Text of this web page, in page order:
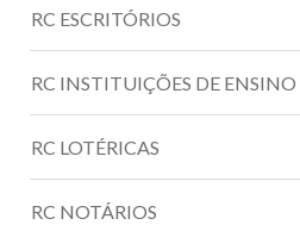
RC ESCRITÓRIOS
RC INSTITUIÇÕES DE ENSINO
RC LOTÉRICAS
RC NOTÁRIOS